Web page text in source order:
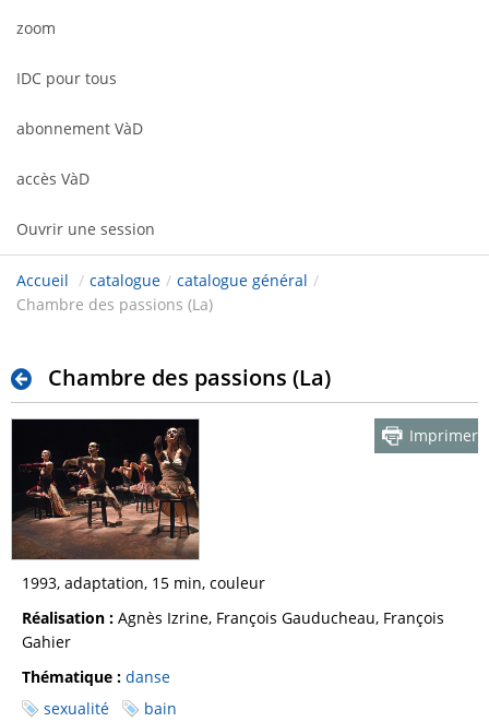
zoom
IDC pour tous
abonnement VàD
accès VàD
Ouvrir une session
Accueil / catalogue / catalogue général /
Chambre des passions (La)
Chambre des passions (La)
Imprimer
1993, adaptation, 15 min, couleur
Réalisation : Agnès Izrine, François Gauducheau, François
Gahier
Thématique : danse
sexualité
bain